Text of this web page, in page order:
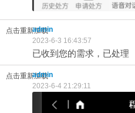
点击重新加载
admin
2023-6-3 16:43:57
已收到您的需求，已处理
点击重新加载
admin
2023-6-4 21:29:11